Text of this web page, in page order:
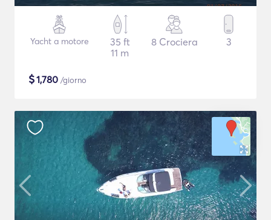
Yacht a motore
35 ft
11 m
8 Crociera 3
$1,780 /giorno